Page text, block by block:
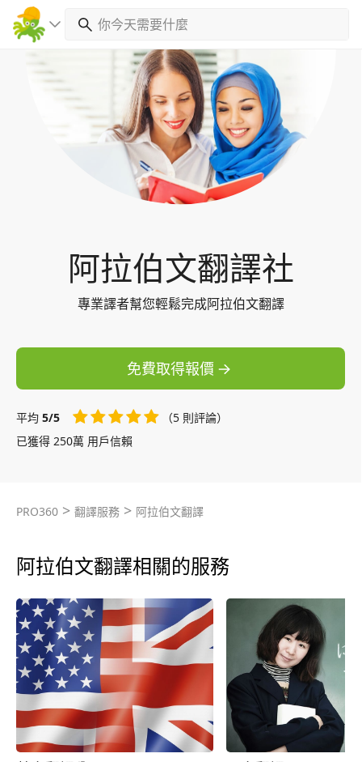
阿拉伯文翻譯社
專業譯者幫您輕鬆完成阿拉伯文翻譯
免費取得報價
平均 5/5
（5 則評論）
已獲得 250萬 用戶信賴
PRO360 > 翻譯服務 > 阿拉伯文翻譯
阿拉伯文翻譯相關的服務